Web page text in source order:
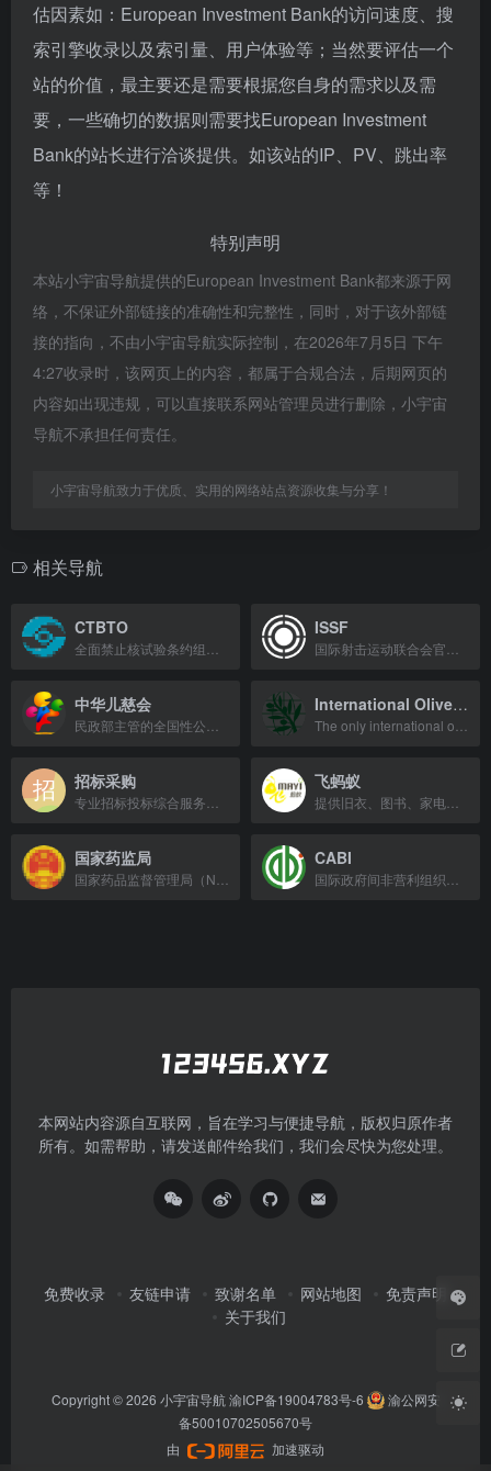
估因素如：European Investment Bank的访问速度、搜
索引擎收录以及索引量、用户体验等；当然要评估一个
站的价值，最主要还是需要根据您自身的需求以及需
要，一些确切的数据则需要找European Investment
Bank的站长进行洽谈提供。如该站的IP、PV、跳出率
等！
特别声明
本站小宇宙导航提供的European Investment Bank都来源于网
络，不保证外部链接的准确性和完整性，同时，对于该外部链
接的指向，不由小宇宙导航实际控制，在2026年7月5日 下午
4:27收录时，该网页上的内容，都属于合规合法，后期网页的
内容如出现违规，可以直接联系网站管理员进行删除，小宇宙
导航不承担任何责任。
小宇宙导航致力于优质、实用的网络站点资源收集与分享！
相关导航
CTBTO ISSF
中华儿慈会 International Olive Council
招标采购 飞蚂蚁
国家药监局 CABI
本网站内容源自互联网，旨在学习与便捷导航，版权归原作者
所有。如需帮助，请发送邮件给我们，我们会尽快为您处理。
免费收录 友链申请 致谢名单 网站地图
免责声明
关于我们
Copyright © 2026 小宇宙导航 渝ICP备19004783号-6
渝公网安
备50010702505670号
由
加速驱动